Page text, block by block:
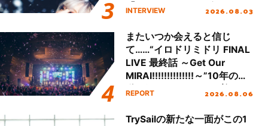
「Amore」インタビュー
INTERVIEW 2026.08.03
またいつか会えると信じ
て……“イロドリミドリ FINAL
LIVE 最終話 ～Get Our
MIRAI!!!!!!!!!!!!!!～”10年の活
動を経てファイナルを迎える
REPORT 2026.08.06
TrySailの新たな一面がこの1